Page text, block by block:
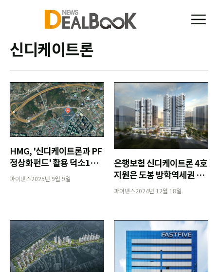
신디케이트론
HMG, '신디케이트론과 PF
정상화펀드' 활용 덕소1구
역 브릿지론 확보
파이낸스2025년 9월 9일
은행보험 신디케이트론 4호
지원은 도봉 방학역세권 주
상복합개발사업
파이낸스2024년 12월 18일